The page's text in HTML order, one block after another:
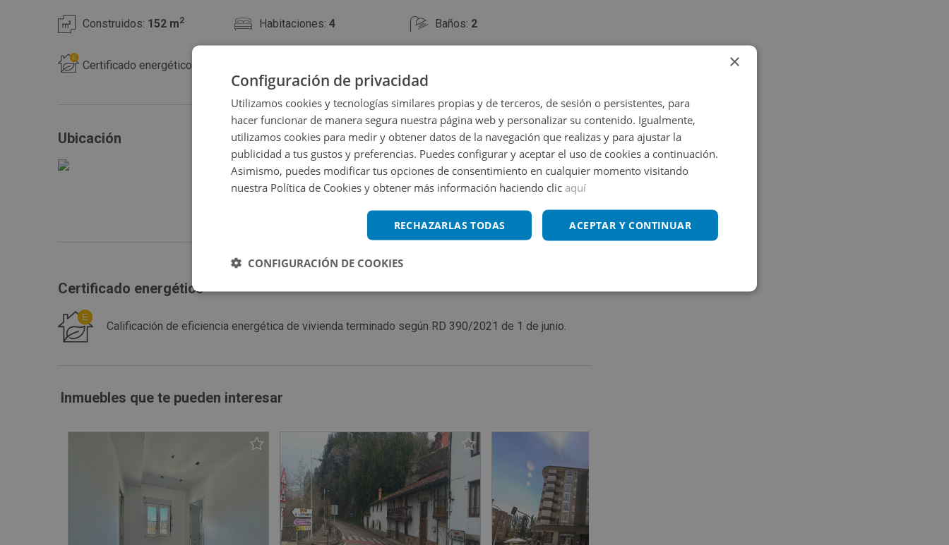
Construidos: 152 m2 Habitaciones: 4 Baños: 2
Certificado energético
Ubicación
Ampliar mapa
Ver en mapa
Certificado energético
Calificación de eficiencia energética de vivienda terminado según RD 390/2021 de 1 de junio.
Inmuebles que te pueden interesar
×
Configuración de privacidad
Utilizamos cookies y tecnologías similares propias y de terceros, de sesión o persistentes, para
hacer funcionar de manera segura nuestra página web y personalizar su contenido. Igualmente,
utilizamos cookies para medir y obtener datos de la navegación que realizas y para ajustar la
publicidad a tus gustos y preferencias. Puedes configurar y aceptar el uso de cookies a continuación.
Asimismo, puedes modificar tus opciones de consentimiento en cualquier momento visitando
nuestra Política de Cookies y obtener más información haciendo clic aquí
ACEPTAR Y CONTINUAR
RECHAZARLAS TODAS
CONFIGURACIÓN DE COOKIES